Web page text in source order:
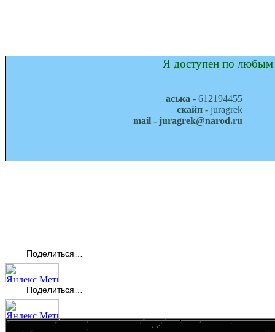
Я доступен по любым
аська - 612194455
скайп - juragrek
mail - juragrek@narod.ru
Поделиться…
Поделиться…